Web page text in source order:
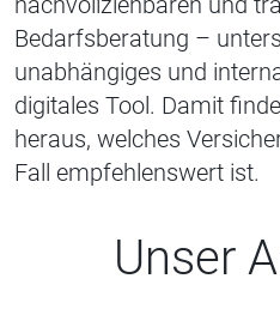
Bedarfsberatung –
unabhängiges und
digitales Tool. Damit
heraus, welches
Fall empfehlenswert ist.
Unser